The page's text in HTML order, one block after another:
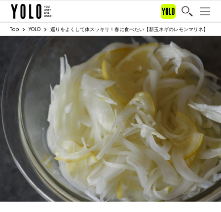
Top YOLO 巡りをよくして体スッキリ！春に食べたい【新玉ネギのレモンマリネ】